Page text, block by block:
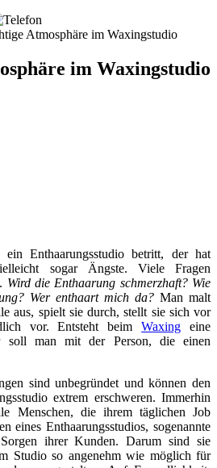
Atmosphäre im Waxingstudio
im Waxingstudio
ein Enthaarungsstudio betritt, der hat
sogar Ängste. Viele Fragen
Wird die Enthaarung schmerzhaft? Wie
Wer enthaart mich da? Man malt
aus, spielt sie durch, stellt sie sich vor
vor. Entsteht beimWaxing eine
soll man mit der Person, die einen
sind unbegründet und können den
extrem erschweren. Immerhin
Menschen, die ihrem täglichen Job
eines Enthaarungsstudios, sogenannte
ihrer Kunden. Darum sind sie
Studio so angenehm wie möglich für